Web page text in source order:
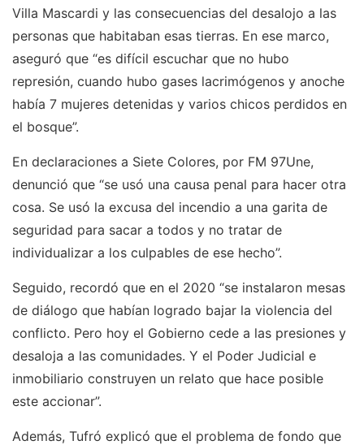
Villa Mascardi y las consecuencias del desalojo a las
personas que habitaban esas tierras. En ese marco,
aseguró que “es difícil escuchar que no hubo
represión, cuando hubo gases lacrimógenos y anoche
había 7 mujeres detenidas y varios chicos perdidos en
el bosque”.
En declaraciones a Siete Colores, por FM 97Une,
denunció que “se usó una causa penal para hacer otra
cosa. Se usó la excusa del incendio a una garita de
seguridad para sacar a todos y no tratar de
individualizar a los culpables de ese hecho”.
Seguido, recordó que en el 2020 “se instalaron mesas
de diálogo que habían logrado bajar la violencia del
conflicto. Pero hoy el Gobierno cede a las presiones y
desaloja a las comunidades. Y el Poder Judicial e
inmobiliario construyen un relato que hace posible
este accionar”.
Además, Tufró explicó que el problema de fondo que